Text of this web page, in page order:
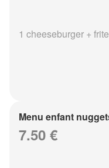
1 cheeseburger +
Menu enfant
7.50 €